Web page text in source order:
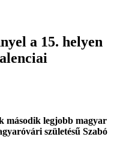
a 15. helyen
második legjobb magyar
születésű Szabó